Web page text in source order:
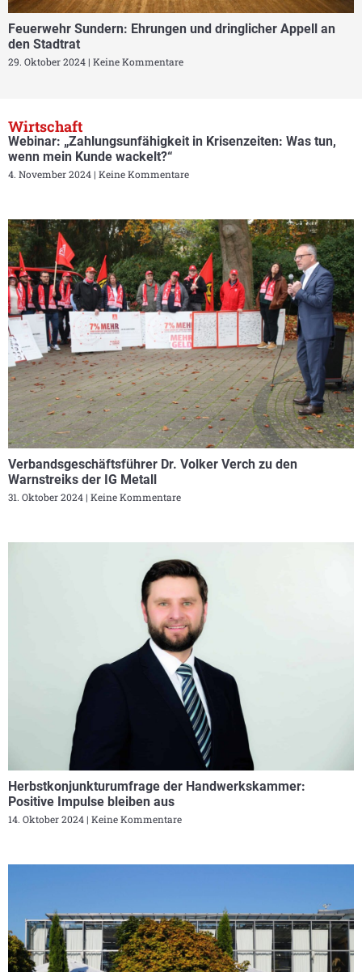
Feuerwehr Sundern: Ehrungen und dringlicher Appell an
den Stadtrat
29. Oktober 2024 Keine Kommentare
Wirtschaft
Webinar: „Zahlungsunfähigkeit in Krisenzeiten: Was tun,
wenn mein Kunde wackelt?“
4. November 2024 Keine Kommentare
Verbandsgeschäftsführer Dr. Volker Verch zu den
Warnstreiks der IG Metall
31. Oktober 2024 Keine Kommentare
Herbstkonjunkturumfrage der Handwerkskammer:
Positive Impulse bleiben aus
14. Oktober 2024 Keine Kommentare